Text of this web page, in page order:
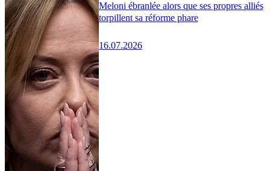
Meloni ébranlée alors que ses propres alliés
torpillent sa réforme phare
16.07.2026